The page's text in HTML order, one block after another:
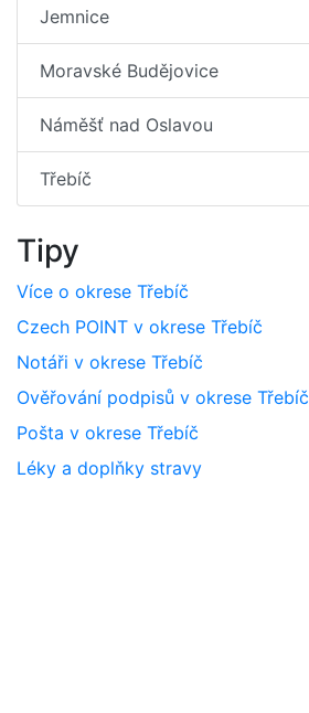
Jemnice
Moravské Budějovice
Náměšť nad Oslavou
Třebíč
Tipy
Více o okrese Třebíč
Czech POINT v okrese Třebíč
Notáři v okrese Třebíč
Ověřování podpisů v okrese Třebíč
Pošta v okrese Třebíč
Léky a doplňky stravy